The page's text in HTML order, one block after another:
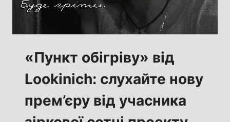
«Пункт обігріву» від
Lookinich: слухайте нову
прем’єру від учасника